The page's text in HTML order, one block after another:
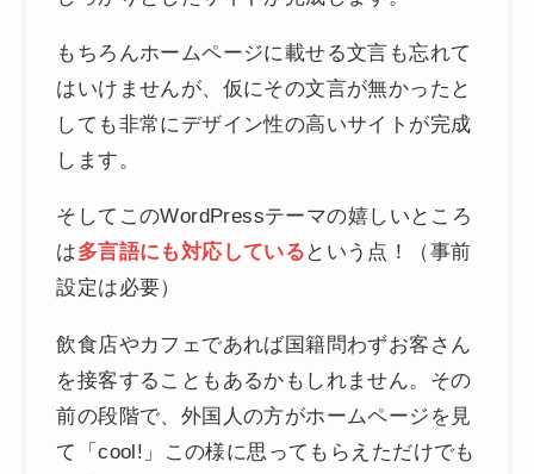
もちろんホームページに載せる文言も忘れて
はいけませんが、仮にその文言が無かったと
しても非常にデザイン性の高いサイトが完成
します。
そしてこのWordPressテーマの嬉しいところ
は多言語にも対応している という点！（事前
設定は必要）
飲食店やカフェであれば国籍問わずお客さん
を接客することもあるかもしれません。その
前の段階で、外国人の方がホームページを見
て「cool!」この様に思ってもらえただけでも